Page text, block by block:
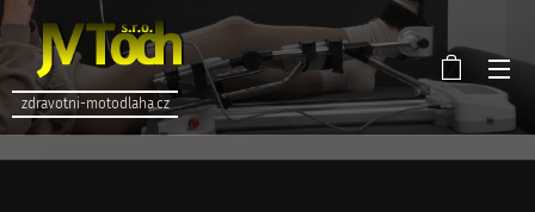
zdravotni-motodlaha.cz